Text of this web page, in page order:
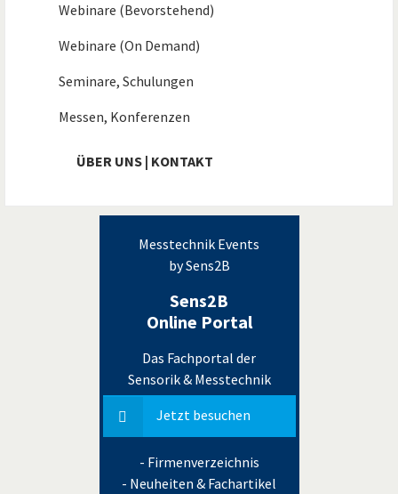
Webinare (Bevorstehend)
Webinare (On Demand)
Seminare, Schulungen
Messen, Konferenzen
ÜBER UNS | KONTAKT
Messtechnik Events
by Sens2B
Sens2B
Online Portal
Das Fachportal der
Sensorik & Messtechnik
Jetzt besuchen
- Firmenverzeichnis
- Neuheiten & Fachartikel